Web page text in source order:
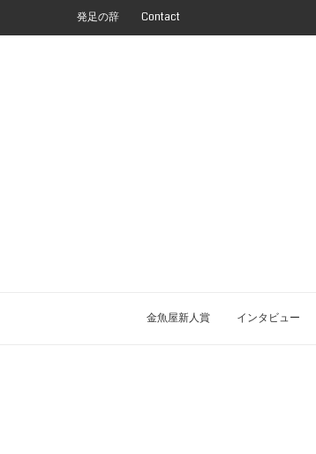
発足の辞 Contact
金魚屋新人賞 インタビュー